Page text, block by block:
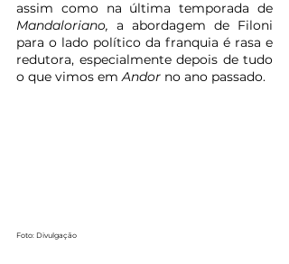
Mandaloriano, a abordagem de Filoni
para o lado político da franquia é rasa e
redutora, especialmente depois de tudo
o que vimos em Andor no ano passado.
Foto: Divulgação